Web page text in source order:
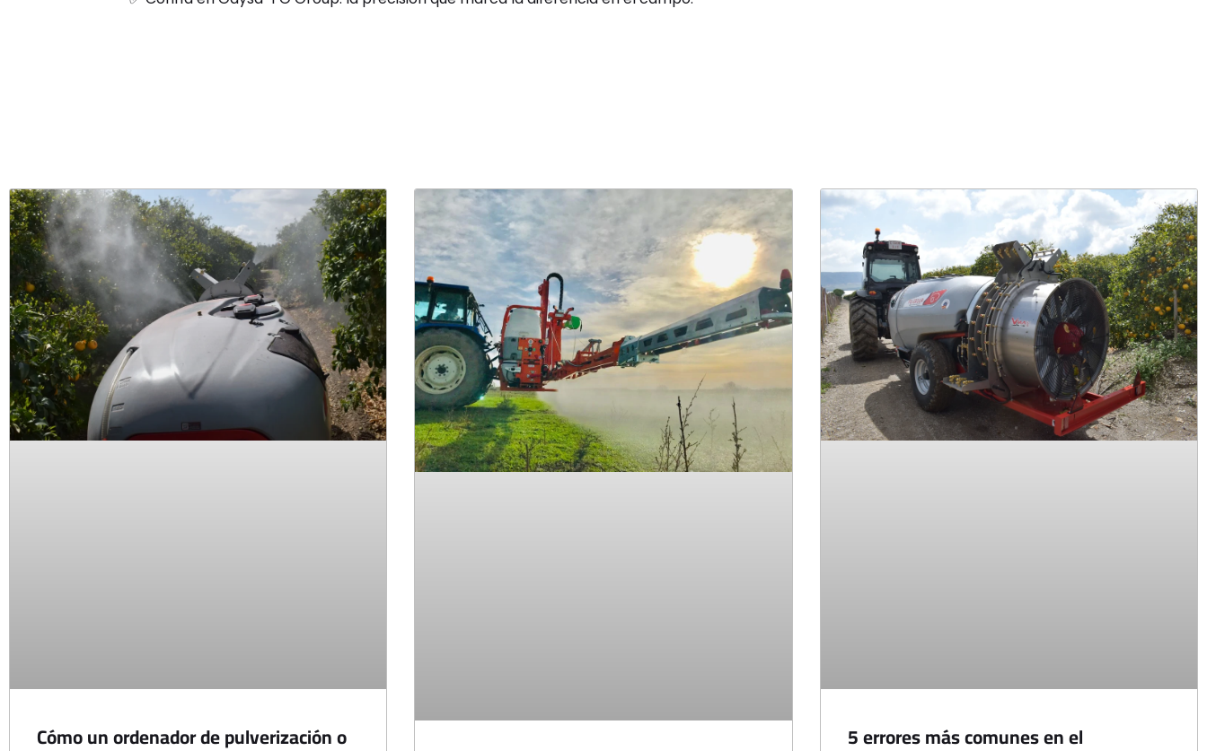
Cómo un ordenador de pulverización o 5 errores más comunes en el